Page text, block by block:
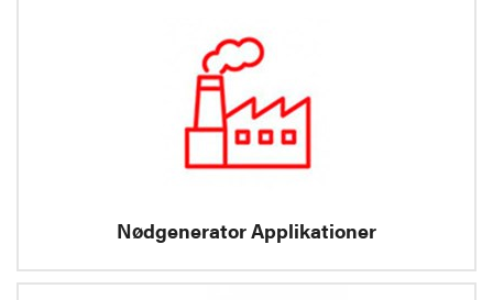
Nødgenerator Applikationer